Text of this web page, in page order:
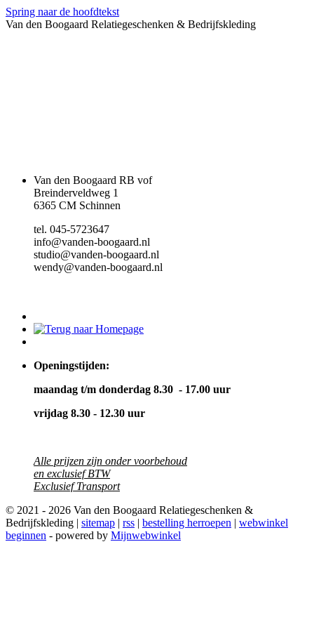
Spring naar de hoofdtekst
Van den Boogaard Relatiegeschenken & Bedrijfskleding
Van den Boogaard RB vof
Breinderveldweg 1
6365 CM Schinnen
tel. 045-5723647
info@vanden-boogaard.nl
studio@vanden-boogaard.nl
wendy@vanden-boogaard.nl
Openingstijden:
maandag t/m donderdag 8.30 - 17.00 uur
vrijdag 8.30 - 12.30 uur
Alle prijzen zijn onder voorbehoud
en exclusief BTW
Exclusief Transport
© 2021 - 2026 Van den Boogaard Relatiegeschenken &
Bedrijfskleding | sitemap | rss | bestelling herroepen | webwinkel
beginnen - powered by Mijnwebwinkel